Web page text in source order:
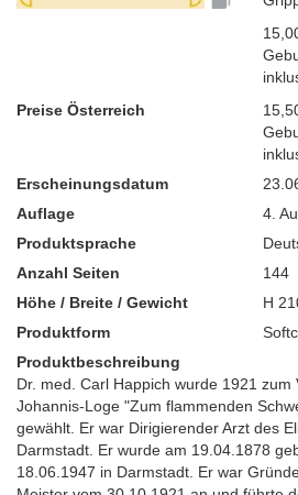
Preise Österreich
Erscheinungsdatum
Auflage
4.
Produktsprache
Anzahl Seiten
144
Höhe / Breite / Gewicht
H
Produktform
Produktbeschreibung
Dr. med. Carl Happich wurde 1921
Johannis-Loge "Zum flammenden
gewählt. Er war Dirigierender Arzt des
Darmstadt. Er wurde am 19.04.1878
18.06.1947 in Darmstadt. Er war